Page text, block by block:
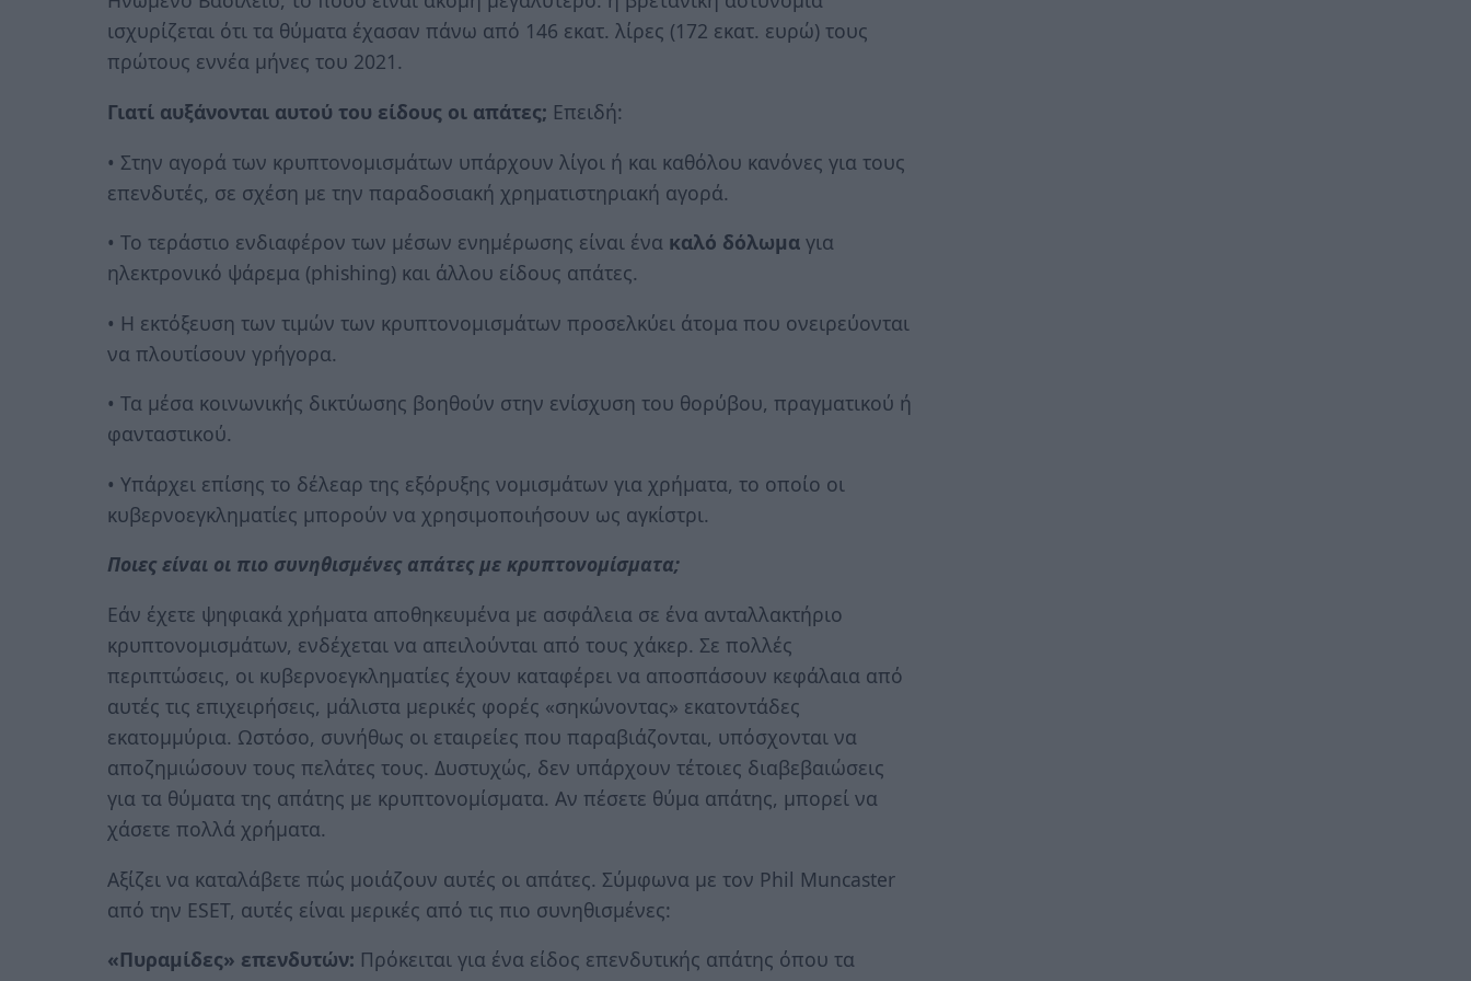
ισχυρίζεται ότι τα θύματα έχασαν πάνω από 146 εκατ. λίρες (172 εκατ. ευρώ) τους
πρώτους εννέα μήνες του 2021.
Γιατί αυξάνονται αυτού του είδους οι απάτες; Επειδή:
• Στην αγορά των κρυπτονομισμάτων υπάρχουν λίγοι ή και καθόλου κανόνες για τους
επενδυτές, σε σχέση με την παραδοσιακή χρηματιστηριακή αγορά.
• Το τεράστιο ενδιαφέρον των μέσων ενημέρωσης είναι ένα καλό δόλωμα για
ηλεκτρονικό ψάρεμα (phishing) και άλλου είδους απάτες.
• Η εκτόξευση των τιμών των κρυπτονομισμάτων προσελκύει άτομα που ονειρεύονται
να πλουτίσουν γρήγορα.
• Τα μέσα κοινωνικής δικτύωσης βοηθούν στην ενίσχυση του θορύβου, πραγματικού ή
φανταστικού.
• Υπάρχει επίσης το δέλεαρ της εξόρυξης νομισμάτων για χρήματα, το οποίο οι
κυβερνοεγκληματίες μπορούν να χρησιμοποιήσουν ως αγκίστρι.
Ποιες είναι οι πιο συνηθισμένες απάτες με κρυπτονομίσματα;
Εάν έχετε ψηφιακά χρήματα αποθηκευμένα με ασφάλεια σε ένα ανταλλακτήριο
κρυπτονομισμάτων, ενδέχεται να απειλούνται από τους χάκερ. Σε πολλές
περιπτώσεις, οι κυβερνοεγκληματίες έχουν καταφέρει να αποσπάσουν κεφάλαια από
αυτές τις επιχειρήσεις, μάλιστα μερικές φορές «σηκώνοντας» εκατοντάδες
εκατομμύρια. Ωστόσο, συνήθως οι εταιρείες που παραβιάζονται, υπόσχονται να
αποζημιώσουν τους πελάτες τους. Δυστυχώς, δεν υπάρχουν τέτοιες διαβεβαιώσεις
για τα θύματα της απάτης με κρυπτονομίσματα. Αν πέσετε θύμα απάτης, μπορεί να
χάσετε πολλά χρήματα.
Αξίζει να καταλάβετε πώς μοιάζουν αυτές οι απάτες. Σύμφωνα με τον Phil Muncaster
από την ESET, αυτές είναι μερικές από τις πιο συνηθισμένες:
«Πυραμίδες» επενδυτών: Πρόκειται για ένα είδος επενδυτικής απάτης όπου τα